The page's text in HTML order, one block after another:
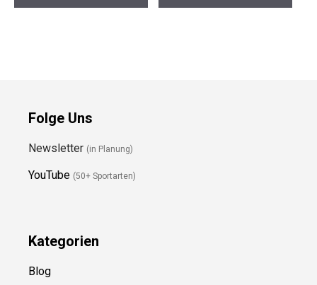
Folge Uns
Newsletter (in Planung)
YouTube (50+ Sportarten)
Kategorien
Blog